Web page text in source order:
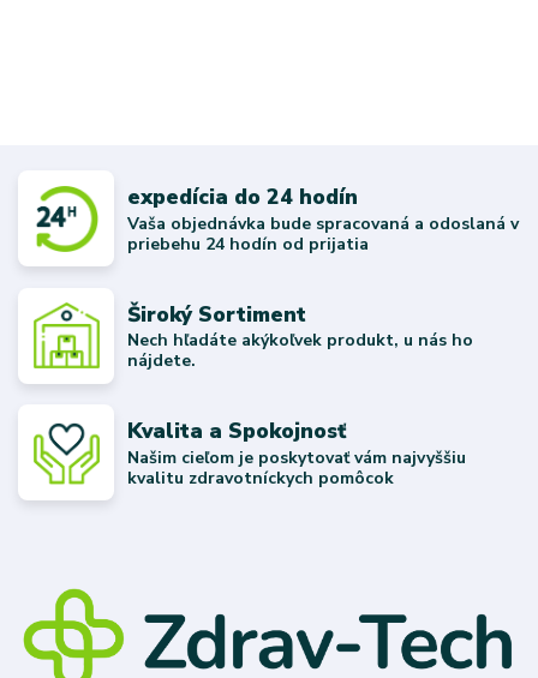
expedícia do 24 hodín
Vaša objednávka bude spracovaná a odoslaná v
priebehu 24 hodín od prijatia
Široký Sortiment
Nech hľadáte akýkoľvek produkt, u nás ho
nájdete.
Kvalita a Spokojnosť
Našim cieľom je poskytovať vám najvyššiu
kvalitu zdravotníckych pomôcok